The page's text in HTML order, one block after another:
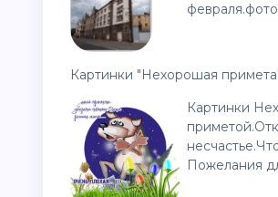
Картинки "Нехорошая
Картинки
Пожелания